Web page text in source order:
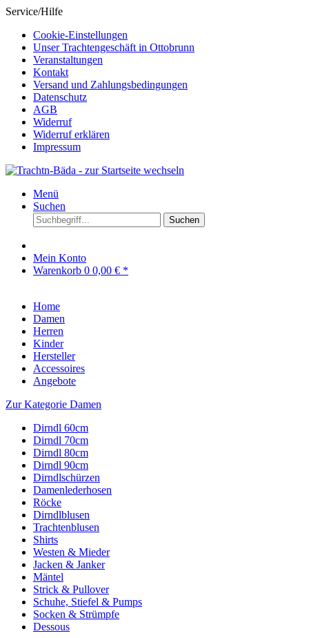
Service/Hilfe
Cookie-Einstellungen
Unser Trachtengeschäft in Ottobrunn
Veranstaltungen
Kontakt
Versand und Zahlungsbedingungen
Datenschutz
AGB
Widerruf
Widerruf erklären
Impressum
Menü
Suchen
Suchen
Mein Konto
Warenkorb 0 0,00 € *
Home
Damen
Herren
Kinder
Hersteller
Accessoires
Angebote
Zur Kategorie Damen
Dirndl 60cm
Dirndl 70cm
Dirndl 80cm
Dirndl 90cm
Dirndlschürzen
Damenlederhosen
Röcke
Dirndlblusen
Trachtenblusen
Shirts
Westen & Mieder
Jacken & Janker
Mäntel
Strick & Pullover
Schuhe, Stiefel & Pumps
Socken & Strümpfe
Dessous